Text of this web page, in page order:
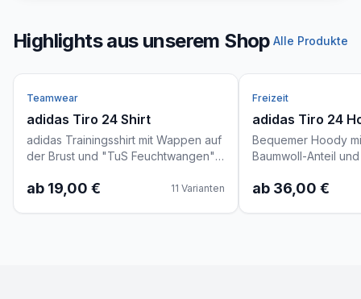
Highlights aus unserem Shop Alle Produkte
Teamwear
adidas Tiro 24 Shirt
adidas Trainingsshirt mit Wappen auf
der Brust und "TuS Feuchtwangen"
optional.
ab 19,00 € 11 Varianten
Freizeit
adidas Tiro 24
Bequemer Hoody
Baumwoll-Anteil
ab 36,00 €